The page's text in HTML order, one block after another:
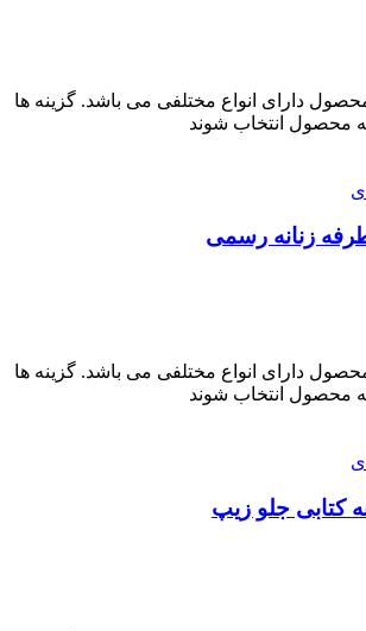
دارای انواع مختلفی می باشد. گزینه ها
انتخاب شوند
دارای انواع مختلفی می باشد. گزینه ها
انتخاب شوند